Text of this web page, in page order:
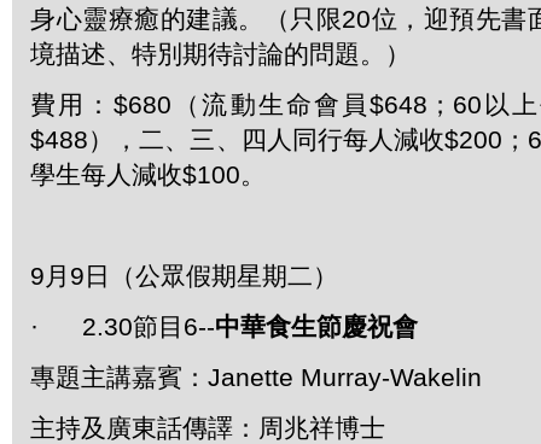
身心靈療癒的建議。（只限20位，迎預先書
境描述、特別期待討論的問題。）
費用：$680（流動生命會員$648；60以
$488），二、三、四人同行每人減收$200；
學生每人減收$100。
9月9日（公眾假期星期二）
· 2.30節目6--中華食生節慶祝會
專題主講嘉賓：Janette Murray-Wakelin
主持及廣東話傳譯：周兆祥博士